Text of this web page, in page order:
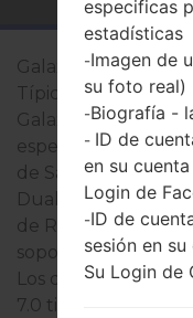
Galaxy Tab 2 7.0
Típicamente, los
Galaxy Tab 2 7.0
especificaciones
de Samsung
Dual-core 1.0Ghz,
de RAM. Tienen 8/
soportan microSD,
Los dispositivos de
7.0 tienen un
especificas
estadísticas
-Imagen de
su foto real)
-Biografía -
- ID de
en su
Login de
-ID de
sesión en
Su Login de